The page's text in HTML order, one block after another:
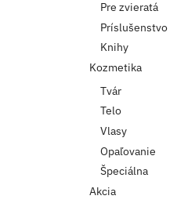
Pre zvieratá
Príslušenstvo
Knihy
Kozmetika
Tvár
Telo
Vlasy
Opaľovanie
Špeciálna
Akcia